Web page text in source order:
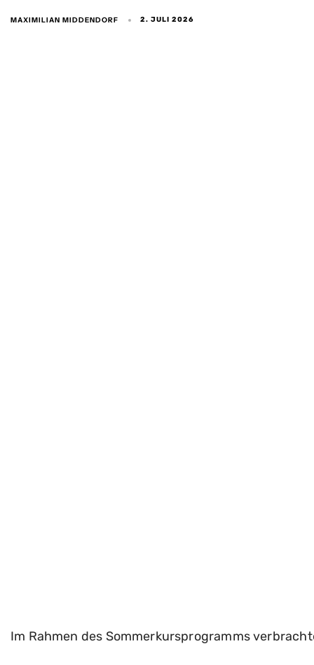
MAXIMILIAN MIDDENDORF 2. JULI 2026
Im Rahmen des Sommerkursprogramms